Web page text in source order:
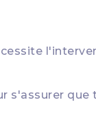
s'assurer